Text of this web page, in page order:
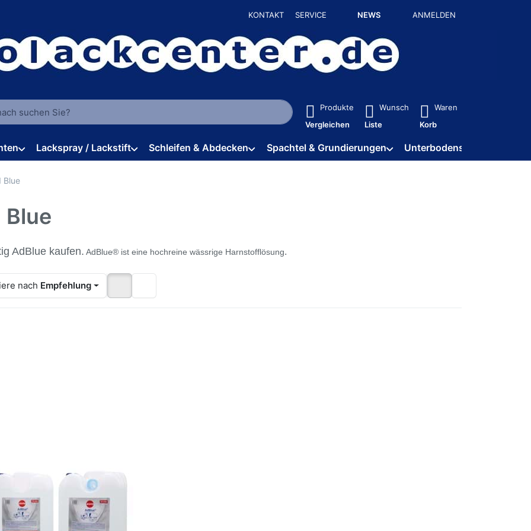
KONTAKT SERVICE NEWS ANMELDEN
einen Suchbegriff ein. Während Sie tippen, erscheinen automatisch erste Ergebnisse. Drücken Sie die Eingabetaste, um alle
Produkte
Vergleichen
Wunsch
Liste
Waren
Korb
Lackspray / Lackstift Schleifen & Abdecken Spachtel & Grundierungen Unterbodenschutz / HV
Blue
Blue
AdBlue kaufen. AdBlue® ist eine hochreine wässrige Harnstofflösung.
nach Empfehlung
( 2x10
von AdBlue®
die Abgaswerte der
Euro 5 und 6
Werktage